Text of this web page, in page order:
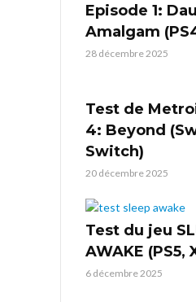
Episode 1:
Amalgam
28 décembre 2025
Test de
4: Beyond
Switch)
20 décembre 2025
Test du jeu
AWAKE (PS5,
6 décembre 2025